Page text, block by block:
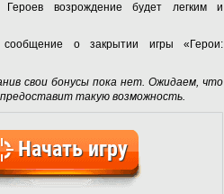
Героев возрождение будет легким и
о закрытии игры «Герои:
свои бонусы пока нет. Ожидаем, что
такую возможность.
Начать игру